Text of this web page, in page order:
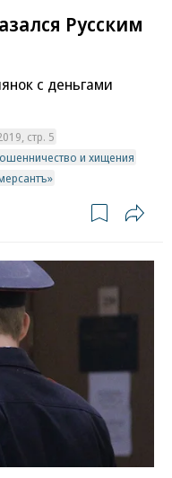
Русским
с деньгами
стр. 5
и хищения